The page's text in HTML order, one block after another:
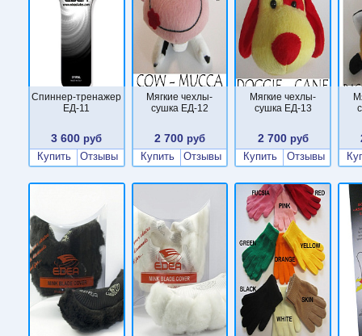
Cпиннер-тренажер
ЕД-11
3 600 руб
Купить
Отзывы
Мягкие чехлы-
сушка ЕД-12
2 700 руб
Купить
Отзывы
Мягкие чехлы-
сушка ЕД-13
2 700руб
Купить
Отзывы